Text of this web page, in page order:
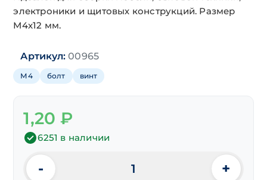
электроники и щитовых конструкций. Размер
М4х12 мм.
Артикул: 00965
М4 болт винт
1,20₽
6251 в наличии
Количество
- +